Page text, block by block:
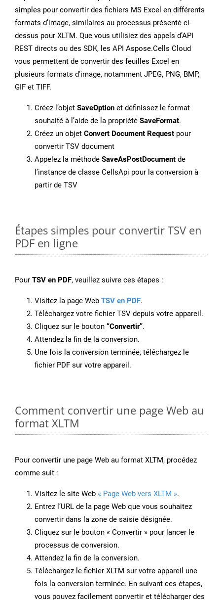
simples pour convertir des fichiers MS Excel en différents
formats d’image, similaires au processus présenté ci-
dessus pour XLTM. Que vous utilisiez des appels d’API
REST directs ou des SDK, les API Aspose.Cells Cloud
vous permettent de convertir des feuilles Excel en
plusieurs formats d’image, notamment JPEG, PNG, BMP,
GIF et TIFF.
Créez l’objet SaveOption et définissez le format
souhaité à l’aide de la propriété SaveFormat.
Créez un objet Convert Document Request pour
convertir TSV document
Appelez la méthode SaveAsPostDocument de
l’instance de classe CellsApi pour la conversion à
partir de TSV
Étapes simples pour convertir TSV en
PDF en ligne
Pour TSV en PDF, veuillez suivre ces étapes :
Visitez la page Web TSV en PDF.
Téléchargez votre fichier TSV depuis votre appareil.
Cliquez sur le bouton “Convertir”.
Attendez la fin de la conversion.
Une fois la conversion terminée, téléchargez le
fichier PDF sur votre appareil.
Comment convertir une page Web au
format XLTM
Pour convertir une page Web au format XLTM, procédez
comme suit :
Visitez le site Web « Page Web vers XLTM ».
Entrez l’URL de la page Web que vous souhaitez
convertir dans la zone de saisie désignée.
Cliquez sur le bouton « Convertir » pour lancer le
processus de conversion.
Attendez la fin de la conversion.
Téléchargez le fichier XLTM sur votre appareil une
fois la conversion terminée. En suivant ces étapes,
vous pouvez facilement convertir et télécharger des